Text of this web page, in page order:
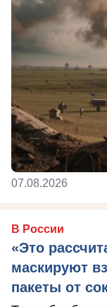
07.08.2026
В России
«Это
маскируют
пакеты от